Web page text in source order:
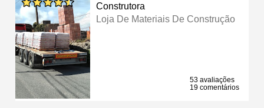
Construtora
Loja De Materiais De Construção
53 avaliações
19 comentários